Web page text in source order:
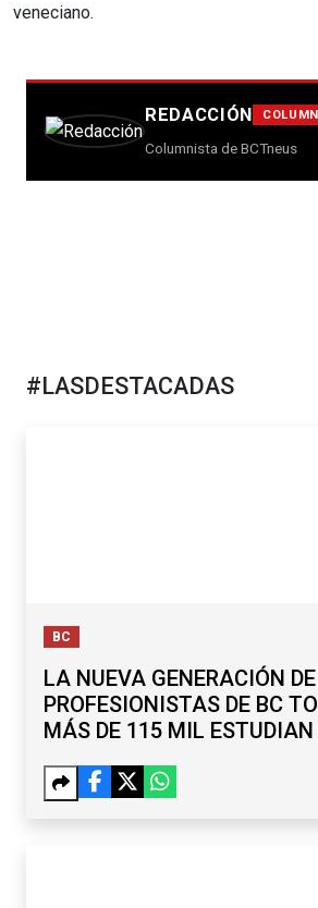
veneciano.
REDACCIÓN
Columnista de BCTneus
#LASDESTACADAS
BC
LA NUEVA GENERACIÓN DE
PROFESIONISTAS DE BC
MÁS DE 115 MIL